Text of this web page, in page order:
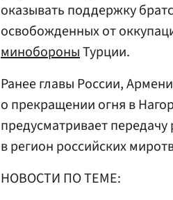
оказывать поддержку
освобожденных от
минобороныТурции.
Ранее главы России,
о прекращении огня в
предусматривает
в регион российских
НОВОСТИ ПО ТЕМЕ: